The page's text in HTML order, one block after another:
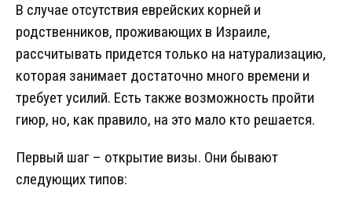
В случае отсутствия еврейских корней и
родственников, проживающих в Израиле,
рассчитывать придется только на натурализацию,
которая занимает достаточно много времени и
требует усилий. Есть также возможность пройти
гиюр, но, как правило, на это мало кто решается.
Первый шаг – открытие визы. Они бывают
следующих типов: